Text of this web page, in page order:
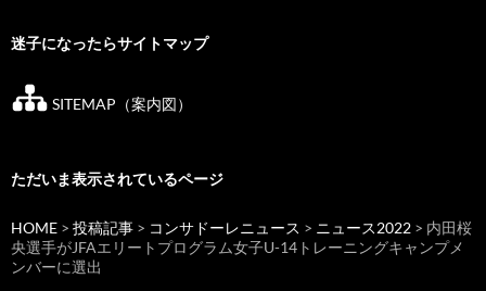
迷子になったらサイトマップ
SITEMAP（案内図）
ただいま表示されているページ
HOME > 投稿記事 > コンサドーレニュース > ニュース2022 > 内田桜
央選手がJFAエリートプログラム女子U-14トレーニングキャンプメ
ンバーに選出